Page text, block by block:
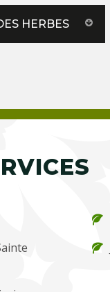
HERBES